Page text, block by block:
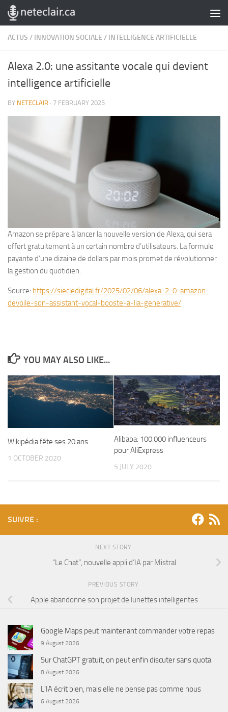
Skip to content
ACTUS / INNOVATION SOCIALE / INTELLIGENCE ARTIFICIELLE
Alexa 2.0: une assitante vocale qui devient
intelligence artificielle
BY NETECLAIR · 7 FEBRUARY 2025
Amazon se prépare à lancer la nouvelle version de Alexa, qui sera
offert gratuitement à un certain nombre d’utilisateurs. La formule
payante d’une dizaine de dollars par mois promet de révolutionner
la gestion du quotidien.
Source: https://siecledigital.fr/2025/02/06/alexa-2-0-amazon-
devoile-son-assistant-vocal-booste-a-lia-generative/
YOU MAY ALSO LIKE...
Wikipédia fête ses 20 ans
1 OCTOBER 2020
Alibaba: 100.000 influenceurs
pour AliExpress
5 JULY 2020
SUIVRE :
NEXT STORY
“Le Chat”, nouvelle appli d’IA par Mistral
PREVIOUS STORY
Apple abandonne son projet de lunettes intelligentes
Google Maps peut maintenant commander votre repas
9 August 2026
Sur ChatGPT gratuit, on peut enfin discuter sans quota
8 August 2026
L’IA écrit bien, mais elle ne pense pas comme nous
6 August 2026